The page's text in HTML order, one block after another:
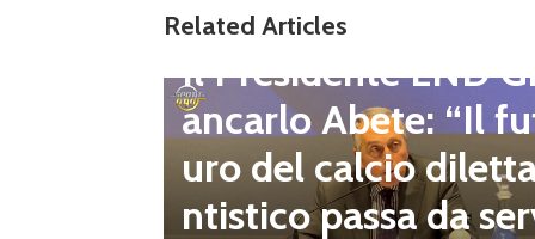
Related Articles
Dilettanti Regionali
Il Presidente LND
ancarlo Abete: “Il
uro del calcio
ntistico passa da